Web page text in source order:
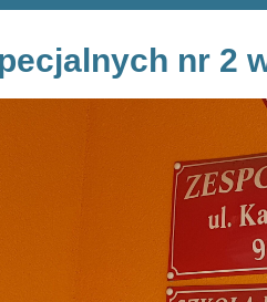
nr 2